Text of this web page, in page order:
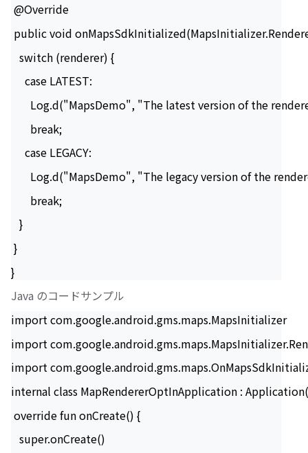
@Override
public void
switch (renderer) {
case LATEST:
Log.d("MapsDemo", "The latest version of the
break;
case LEGACY:
Log.d("MapsDemo", "The legacy version of the
break;
}
}
}
Java のコードサンプル
import com.google.android.gms.maps.MapsInitializer
import
import
internal class MapRendererOptInApplication :
override fun onCreate() {
super.onCreate()